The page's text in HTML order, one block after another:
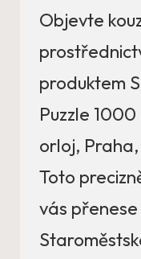
Objevte
produktem
Puzzle
orloj, Praha,
Toto
vás